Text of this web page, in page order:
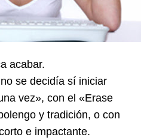
acabar.
se decidía sí iniciar
vez», con el «Erase
y tradición, o con
e impactante.